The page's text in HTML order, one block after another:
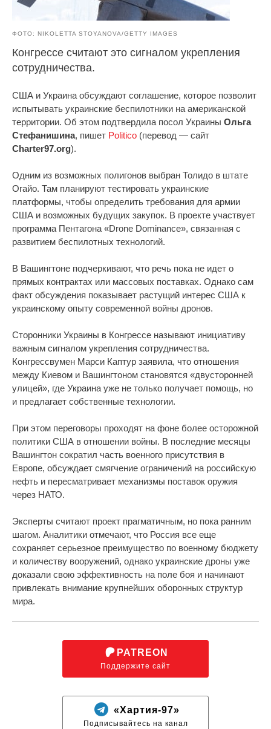
ФОТО: NIKOLETTA STOYANOVA/GETTY IMAGES
Конгрессе считают это сигналом укрепления
сотрудничества.
США и Украина обсуждают соглашение, которое позволит
испытывать украинские беспилотники на американской
территории. Об этом подтвердила посол Украины Ольга
Стефанишина, пишет Politico (перевод — сайт
Charter97.org).
Одним из возможных полигонов выбран Толидо в штате
Огайо. Там планируют тестировать украинские
платформы, чтобы определить требования для армии
США и возможных будущих закупок. В проекте участвует
программа Пентагона «Drone Dominance», связанная с
развитием беспилотных технологий.
В Вашингтоне подчеркивают, что речь пока не идет о
прямых контрактах или массовых поставках. Однако сам
факт обсуждения показывает растущий интерес США к
украинскому опыту современной войны дронов.
Сторонники Украины в Конгрессе называют инициативу
важным сигналом укрепления сотрудничества.
Конгрессвумен Марси Каптур заявила, что отношения
между Киевом и Вашингтоном становятся «двусторонней
улицей», где Украина уже не только получает помощь, но
и предлагает собственные технологии.
При этом переговоры проходят на фоне более осторожной
политики США в отношении войны. В последние месяцы
Вашингтон сократил часть военного присутствия в
Европе, обсуждает смягчение ограничений на российскую
нефть и пересматривает механизмы поставок оружия
через НАТО.
Эксперты считают проект прагматичным, но пока ранним
шагом. Аналитики отмечают, что Россия все еще
сохраняет серьезное преимущество по военному бюджету
и количеству вооружений, однако украинские дроны уже
доказали свою эффективность на поле боя и начинают
привлекать внимание крупнейших оборонных структур
мира.
PATREON
Поддержите сайт
«Хартия-97»
Подписывайтесь на канал